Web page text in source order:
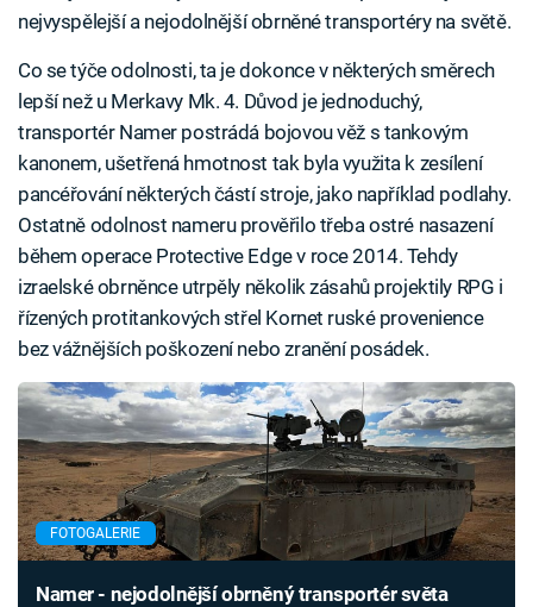
nejvyspělejší a nejodolnější obrněné transportéry na světě.
Co se týče odolnosti, ta je dokonce v některých směrech
lepší než u Merkavy Mk. 4. Důvod je jednoduchý,
transportér Namer postrádá bojovou věž s tankovým
kanonem, ušetřená hmotnost tak byla využita k zesílení
pancéřování některých částí stroje, jako například podlahy.
Ostatně odolnost nameru prověřilo třeba ostré nasazení
během operace Protective Edge v roce 2014. Tehdy
izraelské obrněnce utrpěly několik zásahů projektily RPG i
řízených protitankových střel Kornet ruské provenience
bez vážnějších poškození nebo zranění posádek.
FOTOGALERIE
Namer - nejodolnější obrněný transportér světa